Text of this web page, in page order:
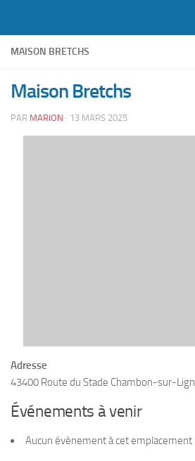
MAISON BRETCHS
Maison Bretchs
PAR MARION · 13 MARS 2025
Adresse
43400 Route du Stade Chambon-sur-
Événements à venir
Aucun évènement à cet emplacement